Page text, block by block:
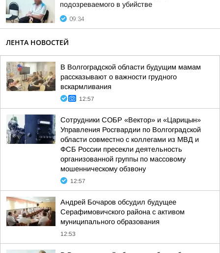
подозреваемого в убийстве
09:34
ЛЕНТА НОВОСТЕЙ
В Волгоградской области будущим мамам
рассказывают о важности грудного
вскармливания
12:57
Сотрудники СОБР «Вектор» и «Царицын»
Управления Росгвардии по Волгоградской
области совместно с коллегами из МВД и
ФСБ России пресекли деятельность
организованной группы по массовому
мошенническому обзвону
12:57
Андрей Бочаров обсудил будущее
Серафимовичского района с активом
муниципального образования
12:53